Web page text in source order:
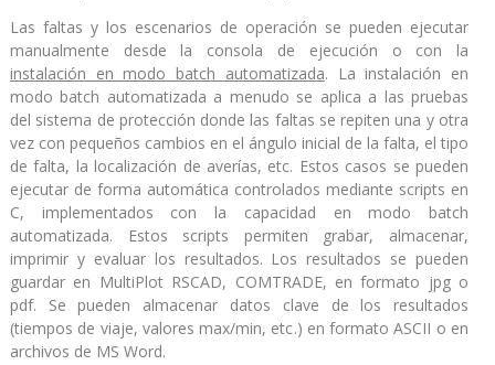
Las faltas y los escenarios de operación se pueden ejecutar
manualmente desde la consola de ejecución o con la
instalación en modo batch automatizada. La instalación en
modo batch automatizada a menudo se aplica a las pruebas
del sistema de protección donde las faltas se repiten una y otra
vez con pequeños cambios en el ángulo inicial de la falta, el tipo
de falta, la localización de averías, etc. Estos casos se pueden
ejecutar de forma automática controlados mediante scripts en
C, implementados con la capacidad en modo batch
automatizada. Estos scripts permiten grabar, almacenar,
imprimir y evaluar los resultados. Los resultados se pueden
guardar en MultiPlot RSCAD, COMTRADE, en formato jpg o
pdf. Se pueden almacenar datos clave de los resultados
(tiempos de viaje, valores max/min, etc.) en formato ASCII o en
archivos de MS Word.